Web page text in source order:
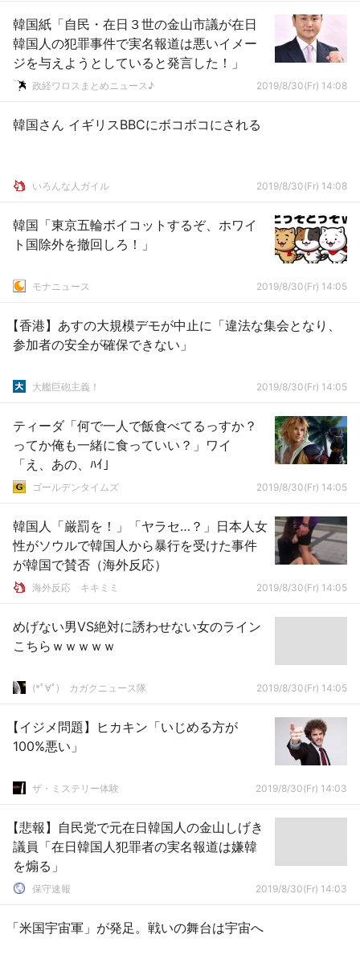
韓国紙「自民・在日３世の金山市議が在日
韓国人の犯罪事件で実名報道は悪いイメー
ジを与えようとしていると発言した！」
政経ワロスまとめニュース♪ 2019/8/30(Fr) 14:08
韓国さん イギリスBBCにボコボコにされる
いろんな人ガイル 2019/8/30(Fr) 14:08
韓国「東京五輪ボイコットするぞ、ホワイ
ト国除外を撤回しろ！」
モナニュース 2019/8/30(Fr) 14:05
【香港】あすの大規模デモが中止に「違法な集会となり、
参加者の安全が確保できない」
大艦巨砲主義！ 2019/8/30(Fr) 14:05
ティーダ「何で一人で飯食べてるっすか？
ってか俺も一緒に食っていい？」ワイ
「え、あの、ﾊｲ」
ゴールデンタイムズ 2019/8/30(Fr) 14:05
韓国人「厳罰を！」「ヤラセ…？」日本人女
性がソウルで韓国人から暴行を受けた事件
が韓国で賛否（海外反応）
­海外反応 キキミミ 2019/8/30(Fr) 14:05
めげない男VS絶対に誘わせない女のライン
こちらｗｗｗｗｗ
(*ﾟ∀ﾟ)ゞカガクニュース隊 2019/8/30(Fr) 14:05
【イジメ問題】ヒカキン「いじめる方が
100%悪い」
ザ・ミステリー体験 2019/8/30(Fr) 14:03
【悲報】自民党で元在日韓国人の金山しげき
議員「在日韓国人犯罪者の実名報道は嫌韓
を煽る」
保守速報 2019/8/30(Fr) 14:03
「米国宇宙軍」が発足。戦いの舞台は宇宙へ